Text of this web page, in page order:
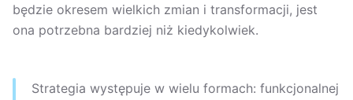
będzie okresem wielkich zmian i transformacji, jest
ona potrzebna bardziej niż kiedykolwiek.
Strategia występuje w wielu formach: funkcjonalnej